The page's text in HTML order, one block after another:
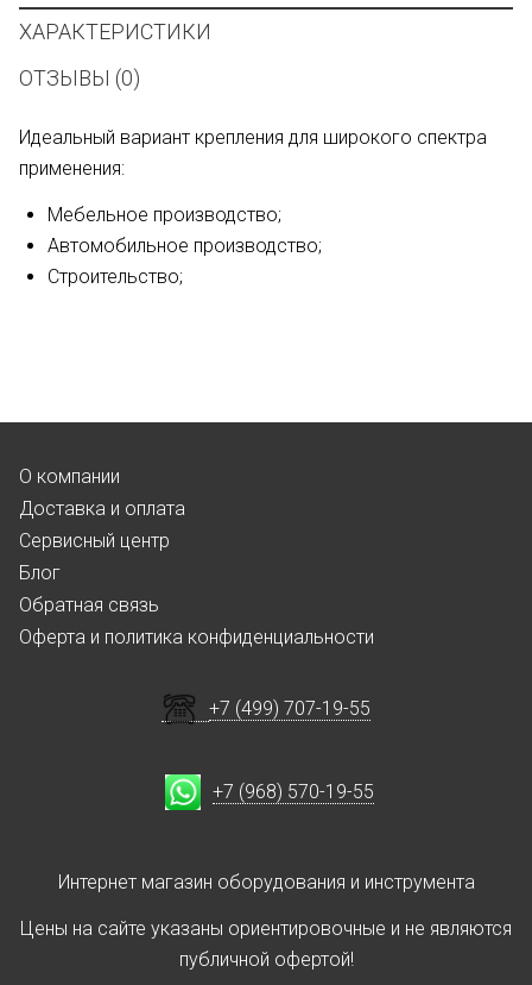
ХАРАКТЕРИСТИКИ
ОТЗЫВЫ (0)
Идеальный вариант крепления для широкого спектра
применения:
Мебельное производство;
Автомобильное производство;
Строительство;
О компании
Доставка и оплата
Сервисный центр
Блог
Обратная связь
Оферта и политика конфиденциальности
+7 (499) 707-19-55
+7 (968) 570-19-55
Интернет магазин оборудования и инструмента
Цены на сайте указаны ориентировочные и не являются
публичной офертой!